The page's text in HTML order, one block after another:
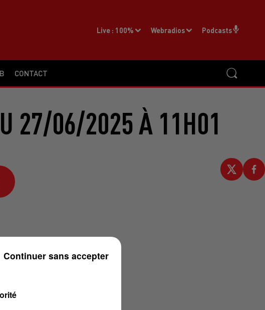
CONTACT
Live : 100% Webradios Podcasts
27/06/2025 À 11H01
Continuer sans accepter